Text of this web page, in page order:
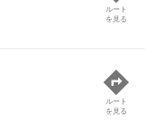
ルート
を見る
ルート
を見る